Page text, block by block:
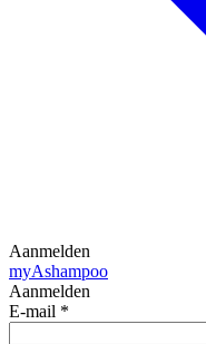
Aanmelden
myAshampoo
Aanmelden
E-mail *